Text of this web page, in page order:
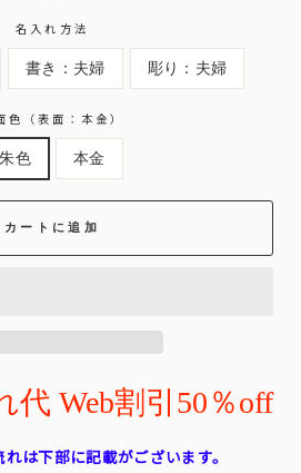
名入れ方法
書き：夫婦 彫り：夫婦
色（表面：本金）
朱色 本金
カートに追加
代 Web割引50％off
は下部に記載がございます。